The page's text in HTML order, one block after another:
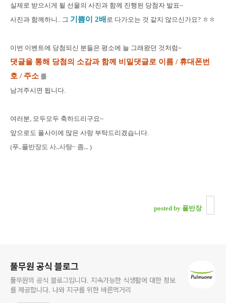
실제로 받으시게 될 선물의 사진과 함께 진행된 당첨자 발표~
사진과 함께하니.. 그 기쁨이 2배 로 다가오는 것 같지 않으신가요? ㅎㅎ
이번 이벤트에 당첨되신 분들은 평소에 늘 그래왔던 것처럼~
댓글을 통해 당첨의 소감과 함께 비밀댓글로 이름 / 휴대폰번
호 / 주소 를
남겨주시면 됩니다.
여러분, 모두모두 축하드리구요~
앞으로도 풀사이에 많은 사랑 부탁드리겠습니다.
(푸..풀반장도 사..사탕~ 좀... )
posted by 풀반장
풀무원 공식 블로그
풀무원의 공식 블로그입니다. 지속가능한 식생활에 대한 정보
를 제공합니다. 나와 지구를 위한 바른먹거리